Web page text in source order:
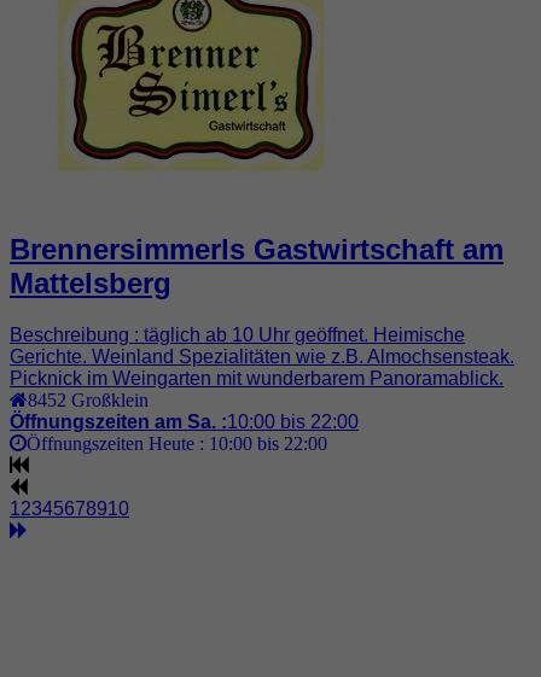
Brennersimmerls Gastwirtschaft am
Mattelsberg
Beschreibung : täglich ab 10 Uhr geöffnet. Heimische
Gerichte. Weinland Spezialitäten wie z.B. Almochsensteak.
Picknick im Weingarten mit wunderbarem Panoramablick.
8452 Großklein
Öffnungszeiten am Sa. :10:00 bis 22:00
Öffnungszeiten Heute : 10:00 bis 22:00
1 2345678910